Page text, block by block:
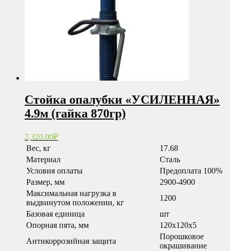
Стойка опалубки «УСИЛЕННАЯ»
4.9м (гайка 870гр)
2,320.00₽
Вес, кг
17.68
Материал
Сталь
Условия оплаты
Предоплата 100%
Размер, мм
2900-4900
Максимальная нагрузка в
выдвинутом положении, кг
1200
Базовая единица
шт
Опорная пята, мм
120x120x5
Антикоррозийная защита
Порошковое
окрашивание